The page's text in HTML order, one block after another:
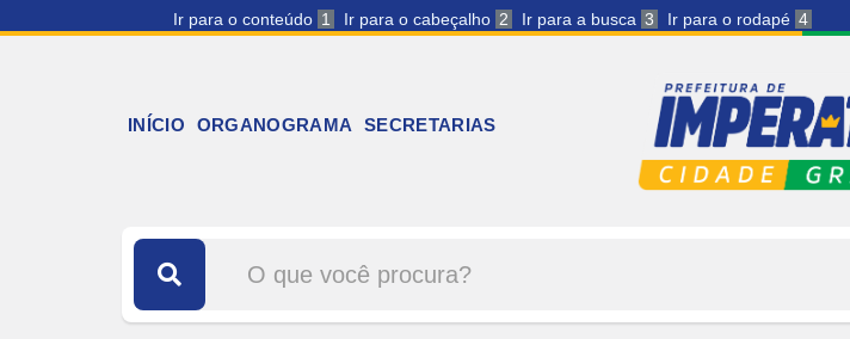
Ir para o conteúdo 1 Ir para o cabeçalho 2 Ir para a busca 3 Ir para o rodapé 4
INÍCIO ORGANOGRAMA SECRETARIAS